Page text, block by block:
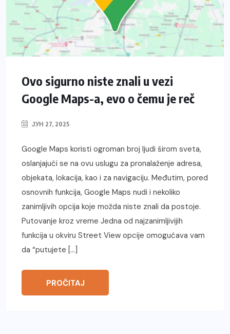
Ovo sigurno niste znali u vezi
Google Maps-a, evo o čemu je reč
ЈУН 27, 2025
Google Maps koristi ogroman broj ljudi širom sveta,
oslanjajući se na ovu uslugu za pronalaženje adresa,
objekata, lokacija, kao i za navigaciju. Međutim, pored
osnovnih funkcija, Google Maps nudi i nekoliko
zanimljivih opcija koje možda niste znali da postoje.
Putovanje kroz vreme Jedna od najzanimljivijih
funkcija u okviru Street View opcije omogućava vam
da “putujete […]
PROČITAJ